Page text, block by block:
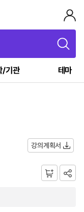
/기관 테마
강의계획서